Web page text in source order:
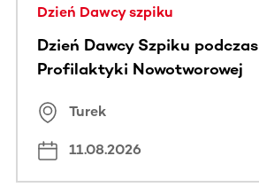
Dzień Dawcy szpiku
Dzień Dawcy Szpiku podczas
Profilaktyki Nowotworowej
Turek
11.08.2026